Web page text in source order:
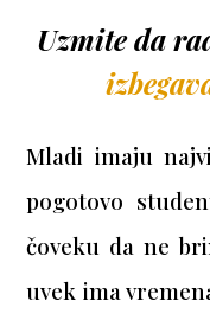
Uzmite da
Mladi imaju
pogotovo
čoveku da ne
uvek ima